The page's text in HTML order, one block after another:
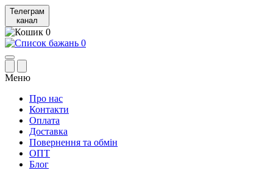
Телеграм
канал
0
0
Меню
Про нас
Контакти
Оплата
Доставка
Повернення та обмін
ОПТ
Блог